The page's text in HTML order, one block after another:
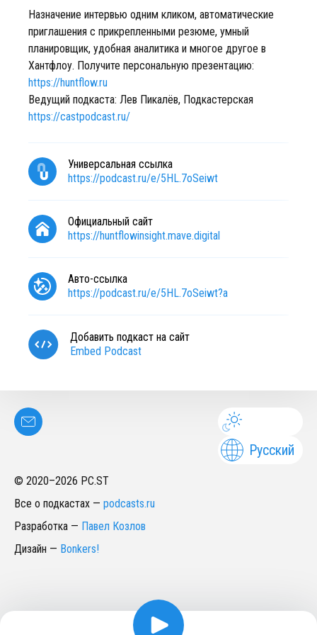
Назначение интервью одним кликом, автоматические
приглашения с прикрепленными резюме, умный
планировщик, удобная аналитика и многое другое в
Хантфлоу. Получите персональную презентацию:
https://huntflow.ru
Ведущий подкаста: Лев Пикалёв, Подкастерская
https://castpodcast.ru/
Универсальная ссылка
https://podcast.ru/e/5HL.7oSeiwt
Официальный сайт
https://huntflowinsight.mave.digital
Авто-ссылка
https://podcast.ru/e/5HL.7oSeiwt?a
Добавить подкаст на сайт
Embed Podcast
Русский
© 2020–2026 PC.ST
Все о подкастах — podcasts.ru
Разработка — Павел Козлов
Дизайн — Bonkers!